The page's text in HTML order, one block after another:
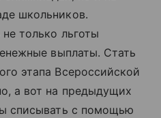
школьников.
только льготы
выплаты. Стать
этапа Всероссийской
а вот на предыдущих
списывать с помощью